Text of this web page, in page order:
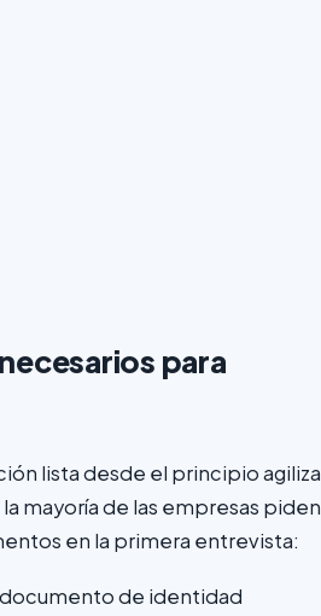
para
lista desde el principio agiliza
mayoría de las empresas piden
en la primera entrevista:
documento de identidad